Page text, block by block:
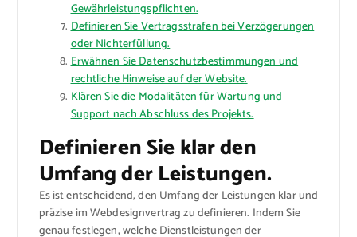
Gewährleistungspflichten.
Definieren Sie Vertragsstrafen bei Verzögerungen
oder Nichterfüllung.
Erwähnen Sie Datenschutzbestimmungen und
rechtliche Hinweise auf der Website.
Klären Sie die Modalitäten für Wartung und
Support nach Abschluss des Projekts.
Definieren Sie klar den
Umfang der Leistungen.
Es ist entscheidend, den Umfang der Leistungen klar und
präzise im Webdesignvertrag zu definieren. Indem Sie
genau festlegen, welche Dienstleistungen der